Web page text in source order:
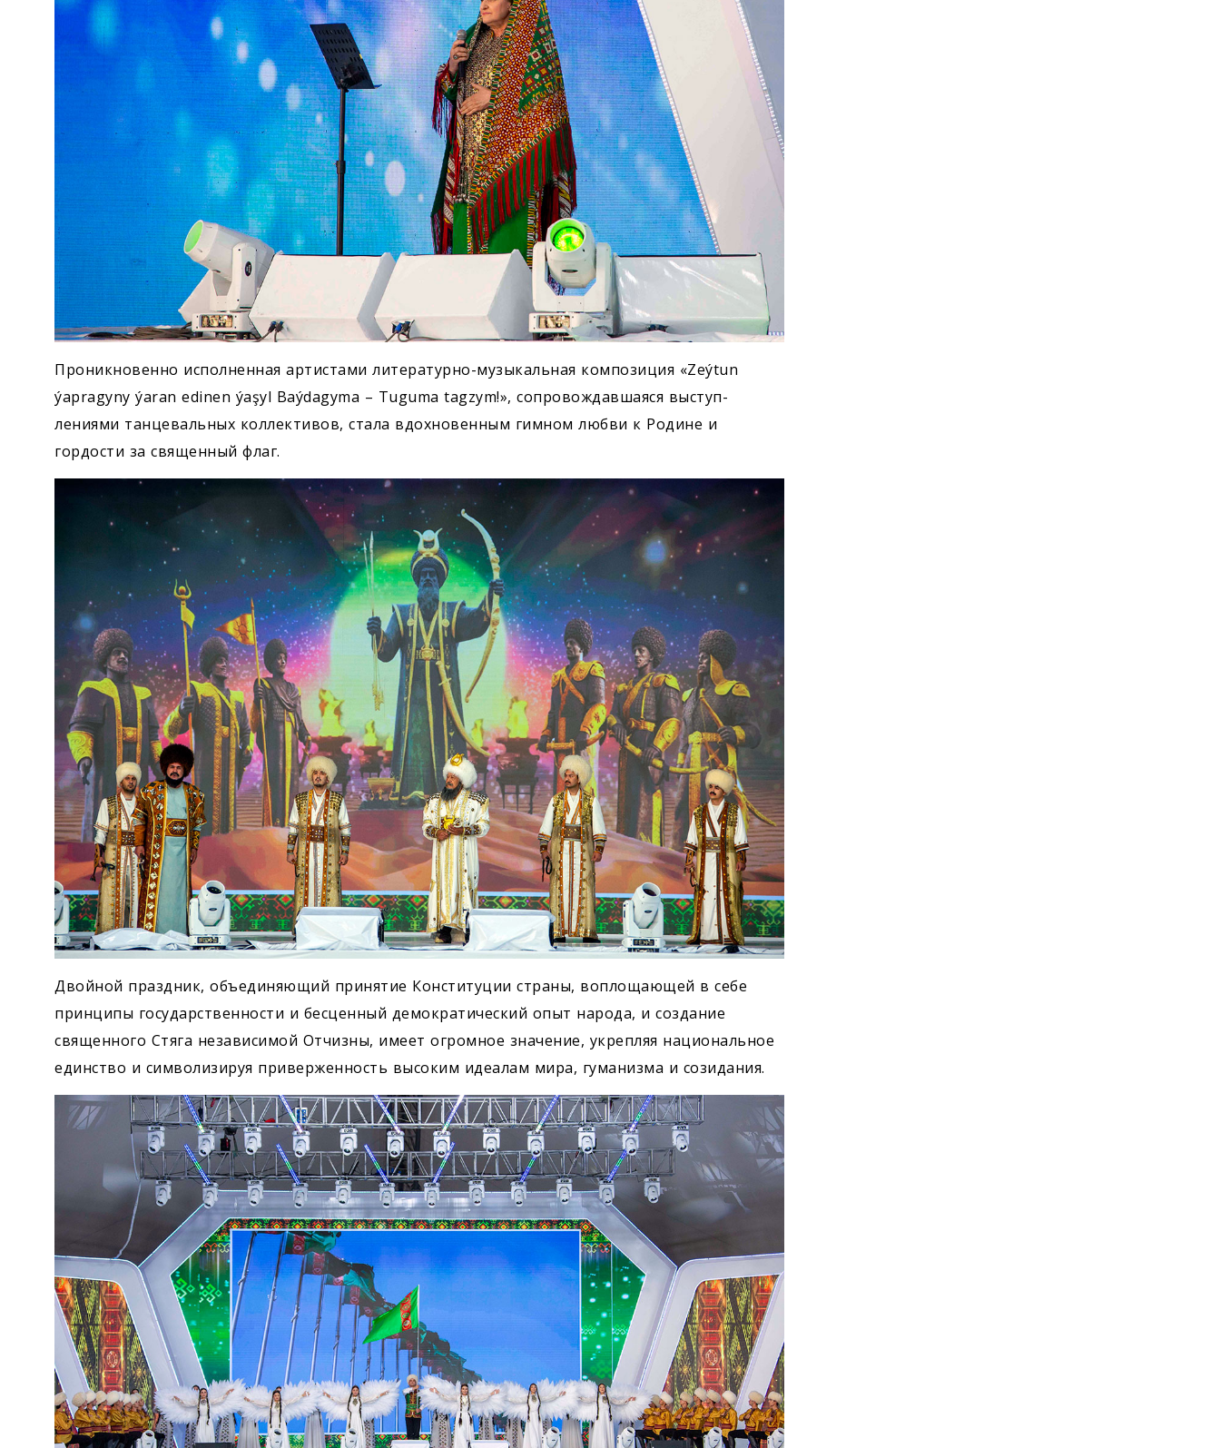
Проникновенно исполненная артистами литературно-музыкальная композиция «Zeýtun
ýapragyny ýaran edinen ýaşyl Baýdagyma – Tuguma tagzym!», сопровождавшаяся выступ­
лениями танцевальных коллективов, стала вдохновенным гимном любви к Родине и
гордости за священный флаг.
Двойной праздник, объединяющий принятие Конституции страны, воплощающей в себе
принципы государственности и бесценный демократический опыт народа, и создание
священного Стяга независимой Отчизны, имеет огромное значение, укрепляя национальное
единство и символизируя приверженность высоким идеалам мира, гуманизма и созидания.